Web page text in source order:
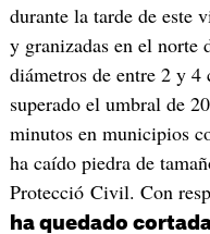
durante la tarde de este
y granizadas en el norte
diámetros de entre 2 y 4
superado el umbral de
minutos en municipios
ha caído piedra de
Protecció Civil. Con
ha quedado